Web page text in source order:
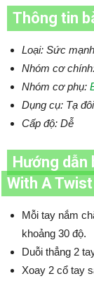
Thông tin
Loại: Sức mạnh
Nhóm cơ
Nhóm cơ phụ:
Dụng cụ: Tạ đôi
Cấp độ: Dễ
Hướng dẫn
With A Twist
Mỗi tay nắm
khoảng 30 độ.
Duỗi thẳng 2
Xoay 2 cổ tay